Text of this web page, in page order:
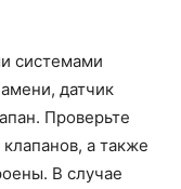
системами
датчик
Проверьте
а также
В случае